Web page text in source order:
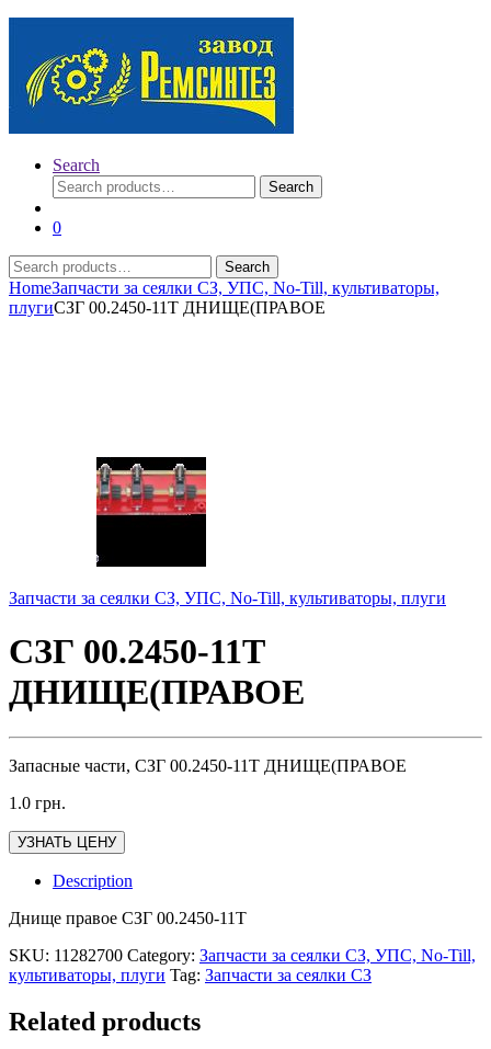
Search
Search
for:
Search
0
Search
for:
Search
HomeЗапчасти за сеялки СЗ, УПС, No-Till, культиваторы,
плугиСЗГ 00.2450-11Т ДНИЩЕ(ПРАВОЕ
Запчасти за сеялки СЗ, УПС, No-Till, культиваторы, плуги
СЗГ 00.2450-11Т
ДНИЩЕ(ПРАВОЕ
Запасные части, СЗГ 00.2450-11Т ДНИЩЕ(ПРАВОЕ
1.0 грн.
УЗНАТЬ ЦЕНУ
Description
Днище правое СЗГ 00.2450-11Т
SKU: 11282700 Category: Запчасти за сеялки СЗ, УПС, No-Till,
культиваторы, плуги Tag: Запчасти за сеялки СЗ
Related products